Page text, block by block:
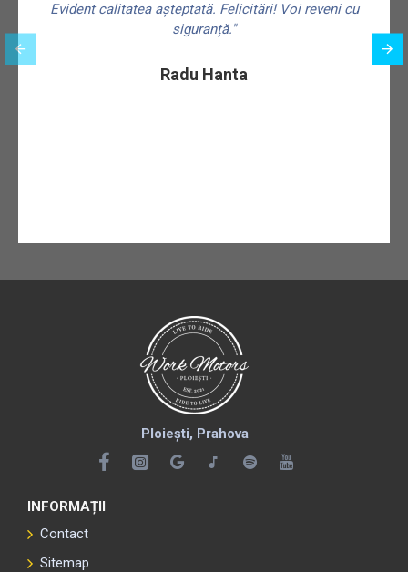
Evident calitatea așteptată. Felicitări! Voi reveni cu
siguranță."
Radu Hanta
Ploiești, Prahova
INFORMAȚII
Contact
Sitemap